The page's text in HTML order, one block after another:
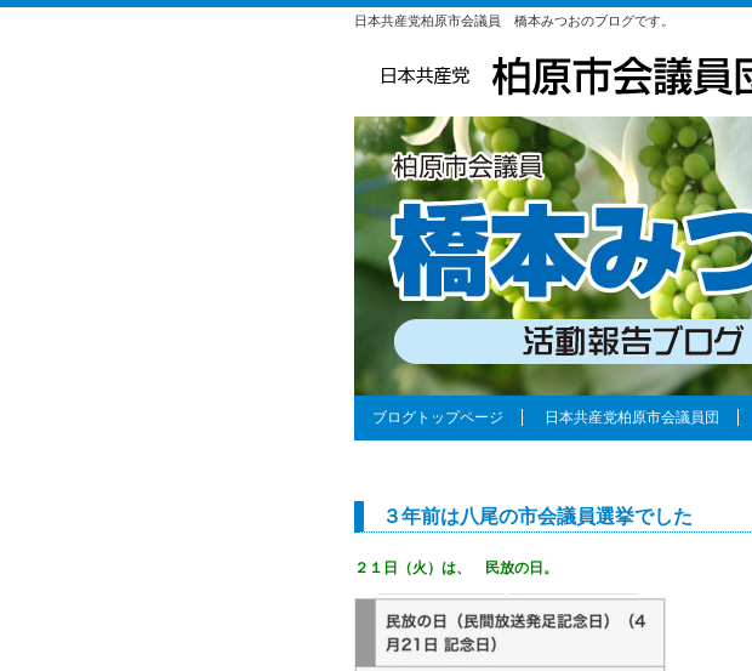
日本共産党柏原市会議員 橋本みつおのブログです。
ブログトップページ 日本共産党柏原市会議員団
３年前は八尾の市会議員選挙でした
２１日（火）は、 民放の日。